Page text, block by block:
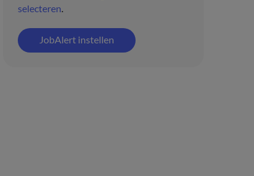
selecteren.
JobAlert instellen